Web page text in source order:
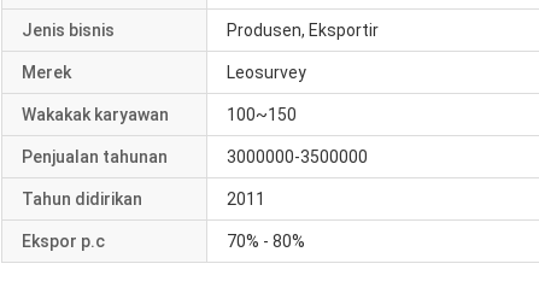
Jenis bisnis Produsen, Eksportir
Merek Leosurvey
Wakakak karyawan 100~150
Penjualan tahunan 3000000-3500000
Tahun didirikan 2011
Ekspor p.c 70% - 80%